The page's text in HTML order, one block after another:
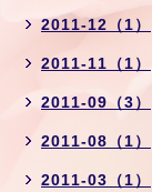
2011-12（1）
2011-11（1）
2011-09（3）
2011-08（1）
2011-03（1）